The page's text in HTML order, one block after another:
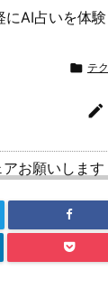
AI占いを体験
 テ

お願いします